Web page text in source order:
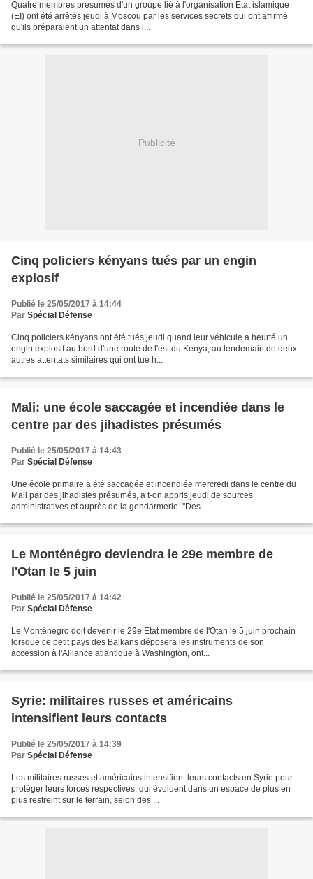
Quatre membres présumés d'un groupe lié à l'organisation Etat islamique
(EI) ont été arrêtés jeudi à Moscou par les services secrets qui ont affirmé
qu'ils préparaient un attentat dans l...
Publicité
Cinq policiers kényans tués par un engin
explosif
Publié le 25/05/2017 à 14:44
Par Spécial Défense
Cinq policiers kényans ont été tués jeudi quand leur véhicule a heurté un
engin explosif au bord d'une route de l'est du Kenya, au lendemain de deux
autres attentats similaires qui ont tué h...
Mali: une école saccagée et incendiée dans le
centre par des jihadistes présumés
Publié le 25/05/2017 à 14:43
Par Spécial Défense
Une école primaire a été saccagée et incendiée mercredi dans le centre du
Mali par des jihadistes présumés, a t-on appris jeudi de sources
administratives et auprès de la gendarmerie. "Des ...
Le Monténégro deviendra le 29e membre de
l'Otan le 5 juin
Publié le 25/05/2017 à 14:42
Par Spécial Défense
Le Monténégro doit devenir le 29e Etat membre de l'Otan le 5 juin prochain
lorsque ce petit pays des Balkans déposera les instruments de son
accession à l'Alliance atlantique à Washington, ont...
Syrie: militaires russes et américains
intensifient leurs contacts
Publié le 25/05/2017 à 14:39
Par Spécial Défense
Les militaires russes et américains intensifient leurs contacts en Syrie pour
protéger leurs forces respectives, qui évoluent dans un espace de plus en
plus restreint sur le terrain, selon des ...